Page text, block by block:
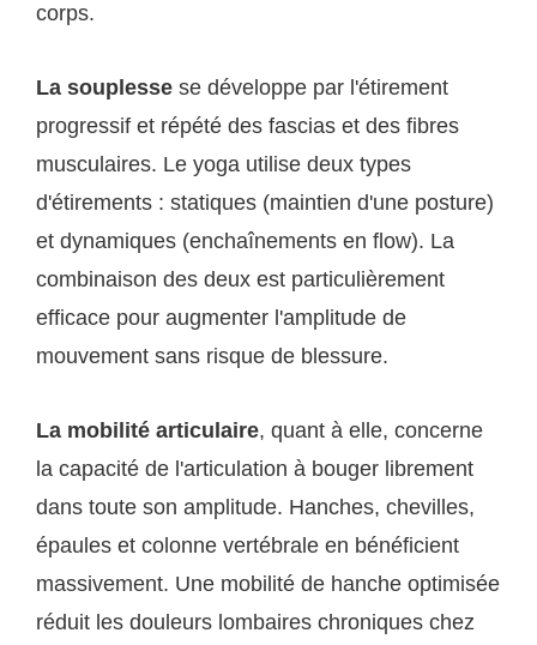
corps.
La souplesse se développe par l'étirement
progressif et répété des fascias et des fibres
musculaires. Le yoga utilise deux types
d'étirements : statiques (maintien d'une posture)
et dynamiques (enchaînements en flow). La
combinaison des deux est particulièrement
efficace pour augmenter l'amplitude de
mouvement sans risque de blessure.
La mobilité articulaire, quant à elle, concerne
la capacité de l'articulation à bouger librement
dans toute son amplitude. Hanches, chevilles,
épaules et colonne vertébrale en bénéficient
massivement. Une mobilité de hanche optimisée
réduit les douleurs lombaires chroniques chez